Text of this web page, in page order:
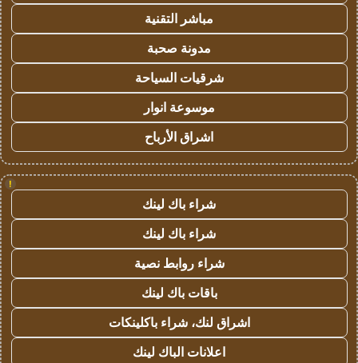
مباشر التقنية
مدونة صحبة
شرقيات السياحة
موسوعة انوار
اشراق الأرباح
!
شراء باك لينك
شراء باك لينك
شراء روابط نصية
باقات باك لينك
اشراق لنك، شراء باكلينكات
اعلانات الباك لينك